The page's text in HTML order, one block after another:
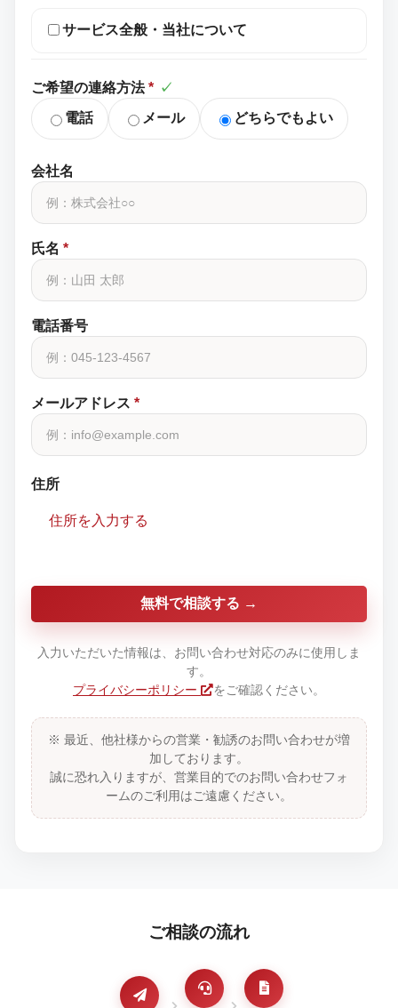
サービス全般・当社について
ご希望の連絡方法 * ✓
電話 メール どちらでもよい
会社名
氏名 *
電話番号
メールアドレス *
住所
住所を入力する
無料で相談する
入力いただいた情報は、お問い合わせ対応のみに使用しま
す。
プライバシーポリシー
をご確認ください。
※ 最近、他社様からの営業・勧誘のお問い合わせが増
加しております。
誠に恐れ入りますが、営業目的でのお問い合わせフォ
ームのご利用はご遠慮ください。
ご相談の流れ